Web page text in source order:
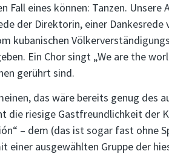
Fall eines können: Tanzen.
der Direktorin, einer
kubanischen
Ein Chor singt „We are the
gerührt sind.
das wäre bereits genug des
die riesige Gastfreundlichkeit der
– dem (das ist sogar fast ohne
einer ausgewählten Gruppe der